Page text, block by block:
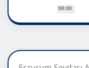
00:00